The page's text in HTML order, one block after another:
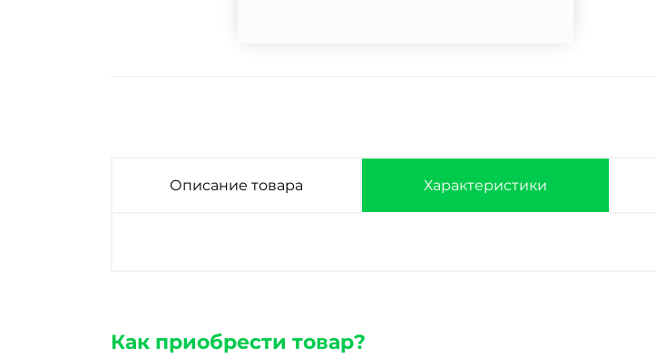
Описание товара Характеристики
Как приобрести товар?